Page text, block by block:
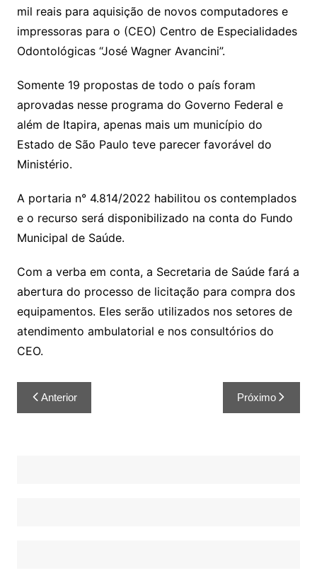
mil reais para aquisição de novos computadores e
impressoras para o (CEO) Centro de Especialidades
Odontológicas “José Wagner Avancini”.
Somente 19 propostas de todo o país foram
aprovadas nesse programa do Governo Federal e
além de Itapira, apenas mais um município do
Estado de São Paulo teve parecer favorável do
Ministério.
A portaria n° 4.814/2022 habilitou os contemplados
e o recurso será disponibilizado na conta do Fundo
Municipal de Saúde.
Com a verba em conta, a Secretaria de Saúde fará a
abertura do processo de licitação para compra dos
equipamentos. Eles serão utilizados nos setores de
atendimento ambulatorial e nos consultórios do
CEO.
Anterior Próximo